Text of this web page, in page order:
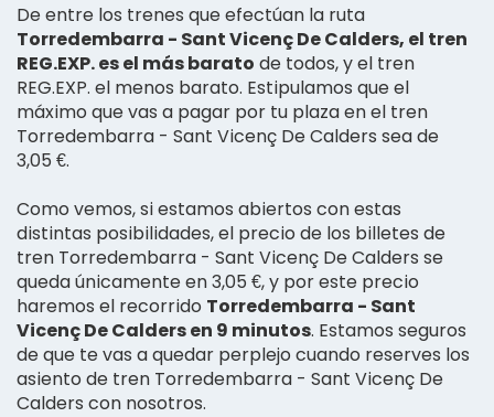
De entre los trenes que efectúan la ruta
Torredembarra - Sant Vicenç De Calders, el tren
REG.EXP. es el más barato de todos, y el tren
REG.EXP. el menos barato. Estipulamos que el
máximo que vas a pagar por tu plaza en el tren
Torredembarra - Sant Vicenç De Calders sea de
3,05 €.
Como vemos, si estamos abiertos con estas
distintas posibilidades, el precio de los billetes de
tren Torredembarra - Sant Vicenç De Calders se
queda únicamente en 3,05 €, y por este precio
haremos el recorrido Torredembarra - Sant
Vicenç De Calders en 9 minutos. Estamos seguros
de que te vas a quedar perplejo cuando reserves los
asiento de tren Torredembarra - Sant Vicenç De
Calders con nosotros.